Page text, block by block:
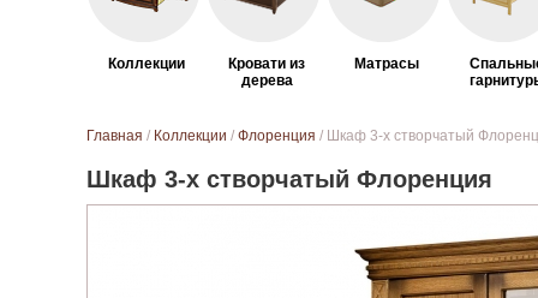
Коллекции
Кровати из
дерева
Матрасы
Вы здесь
Главная / Коллекции / Флоренция / Шкаф 3-х створчатый
Шкаф 3-х створчатый Флоренция